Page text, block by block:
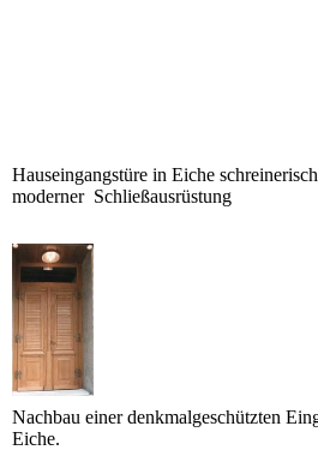
Hauseingangstüre in Eiche
moderner Schließausrüstung
Nachbau einer denkmalgeschützten
Eiche.